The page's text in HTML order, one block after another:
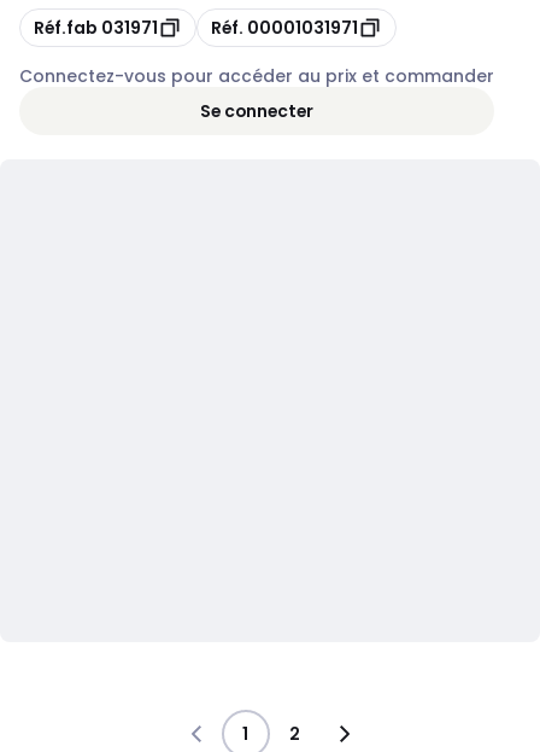
Copie
Réf.fab 031971 Copie
Réf. 00001031971
Connectez-vous pour accéder au prix et commander
Se connecter
1 2